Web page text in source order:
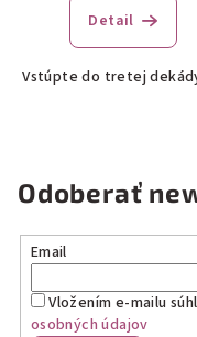
Detail
Vstúpte do tretej
Odoberať
Email
Vložením e-mailu
osobných údajov